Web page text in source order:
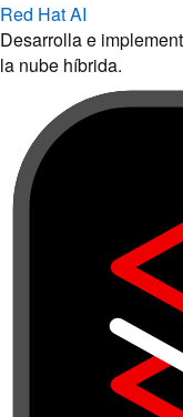
Red Hat AI
Desarrolla e
la nube híbrida.